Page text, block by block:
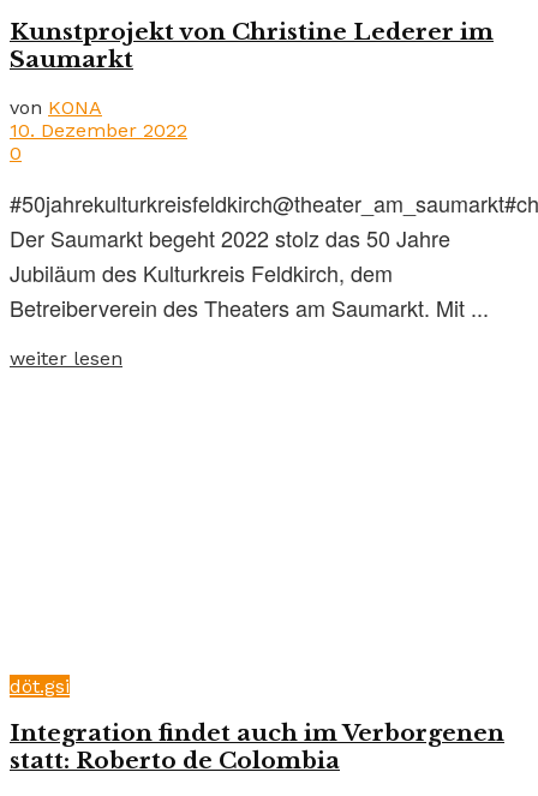
Kunstprojekt von Christine Lederer im
Saumarkt
von KONA
10. Dezember 2022
0
Der Saumarkt begeht 2022 stolz das 50 Jahre
Jubiläum des Kulturkreis Feldkirch, dem
Betreiberverein des Theaters am Saumarkt. Mit ...
weiter lesen
döt.gsi
Integration findet auch im Verborgenen
statt: Roberto de Colombia